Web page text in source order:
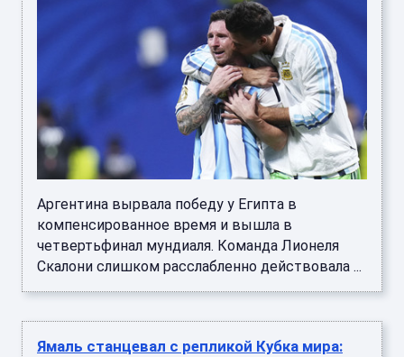
Аргентина вырвала победу у Египта в
компенсированное время и вышла в
четвертьфинал мундиаля. Команда Лионеля
Скалони слишком расслабленно действовала ...
Ямаль станцевал с репликой Кубка мира: